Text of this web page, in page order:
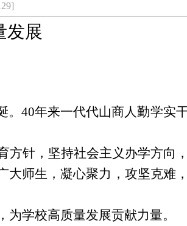
]
发展
。40年来一代代山商人勤学实
方针，坚持社会主义办学方向
大师生，凝心聚力，攻坚克难
学校高质量发展贡献力量。